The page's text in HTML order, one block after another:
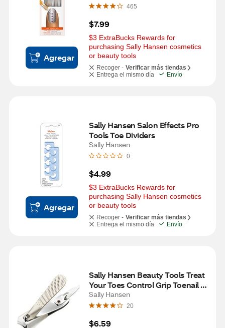
Agregar
465
$7.99
$3 ExtraBucks Rewards for
purchasing Sally Hansen cosmetics
or beauty tools
Recoger - Verificar más tiendas
Entrega el mismo día
Envío
Agregar
Sally Hansen Salon Effects Pro
Tools Toe Dividers
Sally Hansen
0
$4.99
$3 ExtraBucks Rewards for
purchasing Sally Hansen cosmetics
or beauty tools
Recoger - Verificar más tiendas
Entrega el mismo día
Envío
Sally Hansen Beauty Tools Treat
Your Toes Control Grip Toenail
Clip with Catcher
Sally Hansen
20
$6.59